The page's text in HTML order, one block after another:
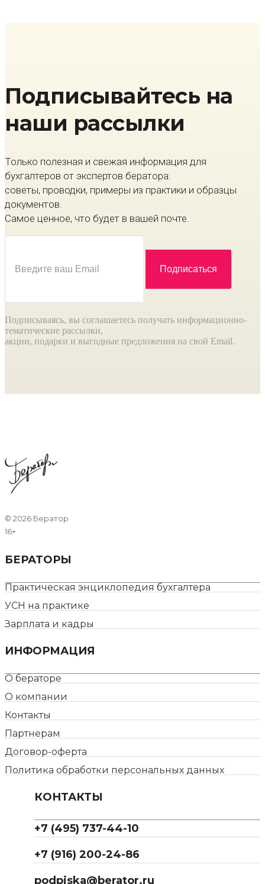
Подписывайтесь на
наши рассылки
Только полезная и свежая информация для
бухгалтеров от экспертов бератора:
советы, проводки, примеры из практики и образцы
документов.
Самое ценное, что будет в вашей почте.
Подписываясь, вы соглашаетесь получать информационно-
тематические рассылки,
акции, подарки и выгодные предложения на свой Email.
© 2026 Бератор
16+
БЕРАТОРЫ
Практическая энциклопедия бухгалтера
УСН на практике
Зарплата и кадры
ИНФОРМАЦИЯ
О бераторе
О компании
Контакты
Партнерам
Договор-оферта
Политика обработки персональных данных
КОНТАКТЫ
+7 (495) 737-44-10
+7 (916) 200-24-86
podpiska@berator.ru